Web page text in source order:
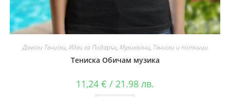
Дамски Тениски, Идеи за Подарък, Музикални, Тениски и потници
Тениска Обичам музика
11,24 € / 21.98 лв.